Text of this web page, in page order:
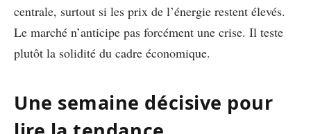
centrale, surtout si les prix de l’énergie restent élevés.
Le marché n’anticipe pas forcément une crise. Il teste
plutôt la solidité du cadre économique.
Une semaine décisive pour